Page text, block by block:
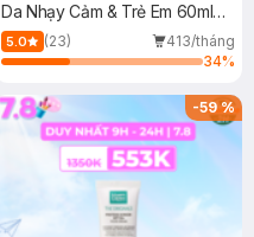
Da Nhạy Cảm & Trẻ Em 60ml
(Mới)
5.0 (23)
413/tháng
34%
-59%